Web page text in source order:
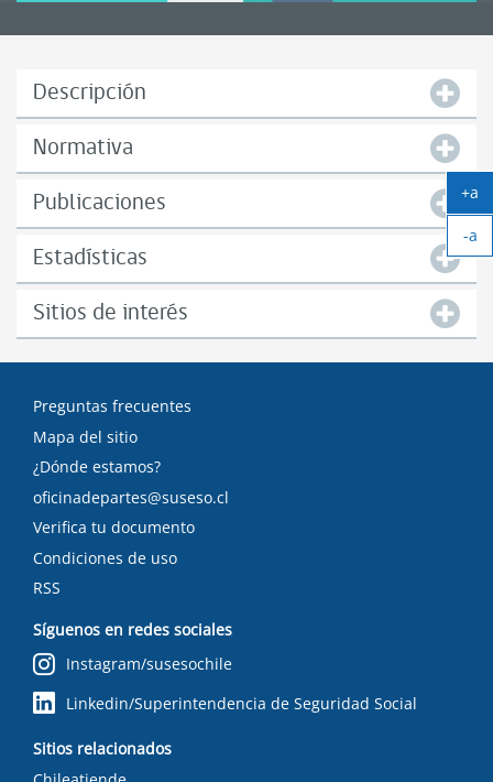
Descripción
Normativa
Publicaciones
Estadísticas
Sitios de interés
Preguntas frecuentes
Mapa del sitio
¿Dónde estamos?
oficinadepartes@suseso.cl
Verifica tu documento
Condiciones de uso
RSS
Síguenos en redes sociales
Instagram/susesochile
Linkedin/Superintendencia de Seguridad Social
Sitios relacionados
+a
-a